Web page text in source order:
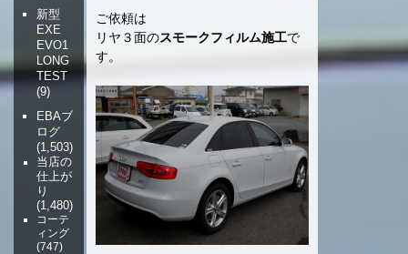
ご依頼は
リヤ３面のスモークフィルム施工で
す。
新型
EXE
EVO1
LONG
TEST
(9)
EBAブ
ログ
(1,503)
当店の
仕上が
り
(1,480)
コーテ
ィング
(747)